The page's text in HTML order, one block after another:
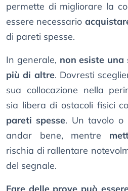
permette di migliorare la
essere necessario
di pareti spesse.
In generale, non esiste una
più di altre. Dovresti
sua collocazione nella
sia libera di ostacoli fisici
pareti spesse. Un tavolo o
andar bene, mentre
rischia di rallentare
del segnale.